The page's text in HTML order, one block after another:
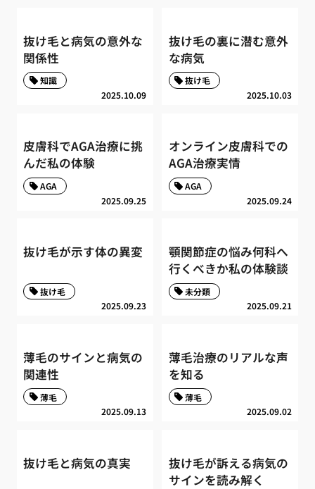
抜け毛と病気の意外な
関係性
2025.10.09
知識
抜け毛の裏に潜む意外
な病気
2025.10.03
抜け毛
皮膚科でAGA治療に挑
んだ私の体験
2025.09.25
AGA
オンライン皮膚科での
AGA治療実情
2025.09.24
AGA
抜け毛が示す体の異変
2025.09.23
抜け毛
顎関節症の悩み何科へ
行くべきか私の体験談
2025.09.21
未分類
薄毛のサインと病気の
関連性
2025.09.13
薄毛
薄毛治療のリアルな声
を知る
2025.09.02
薄毛
抜け毛と病気の真実
抜け毛が訴える病気の
サインを読み解く